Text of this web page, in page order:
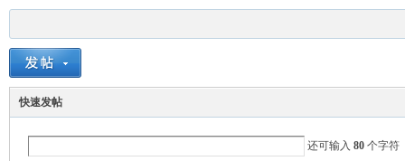
快速发帖
还可输入 80 个字符